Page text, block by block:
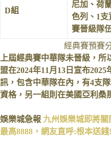
D組
尼加、荷
色列、1支
賽晉級隊
經典賽預賽
上屆經典賽中華隊未晉級，
盟在2024年11月13日宣布2025
訊，包含中華隊在內，有4支
資格，另一組則在美國亞利桑
娛樂城急報 九州娛樂城即將
最高8888，網友直呼:根本送錢!